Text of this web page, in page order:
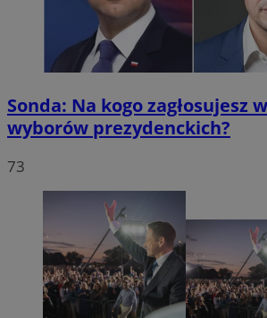
Sonda: Na kogo zagłosujesz
wyborów prezydenckich?
73